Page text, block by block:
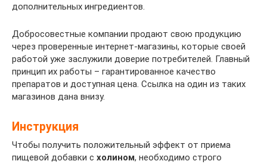
дополнительных ингредиентов.
Добросовестные компании продают свою продукцию
через проверенные интернет-магазины, которые своей
работой уже заслужили доверие потребителей. Главный
принцип их работы – гарантированное качество
препаратов и доступная цена. Ссылка на один из таких
магазинов дана внизу.
Инструкция
Чтобы получить положительный эффект от приема
пищевой добавки с холином, необходимо строго